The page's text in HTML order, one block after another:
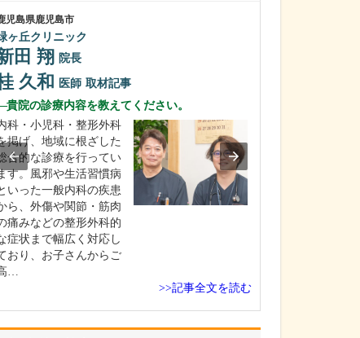
児島県鹿児島市
ヶ丘クリニック
田 翔 院長
久和 医師 取材記事
貴院の診療内容を教えてください。
科・小児科・整形外科
掲げ、地域に根ざした
合的な診療を行ってい
す。風邪や生活習慣病
いった一般内科の疾患
ら、外傷や関節・筋肉
痛みなどの整形外科的
症状まで幅広く対応し
おり、お子さんからご
…
>>記事全文を読む